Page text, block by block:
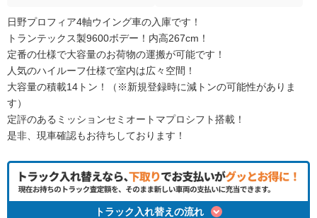
日野プロフィア4軸ウイング車の入庫です！
トランテックス製9600ボデー！内高267cm！
定番の仕様で大容量のお荷物の運搬が可能です！
人気のハイルーフ仕様で室内は広々空間！
大容量の積載14トン！（※新規登録時に減トンの可能性がありま
す）
定評のあるミッションセミオートマプロシフト搭載！
是非、現車確認もお待ちしております！
トラック入れ替えの流れ